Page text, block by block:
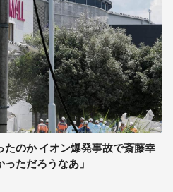
のか イオン爆発事故で斎藤幸
ただろうなあ」